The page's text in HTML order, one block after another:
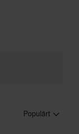
Populärt